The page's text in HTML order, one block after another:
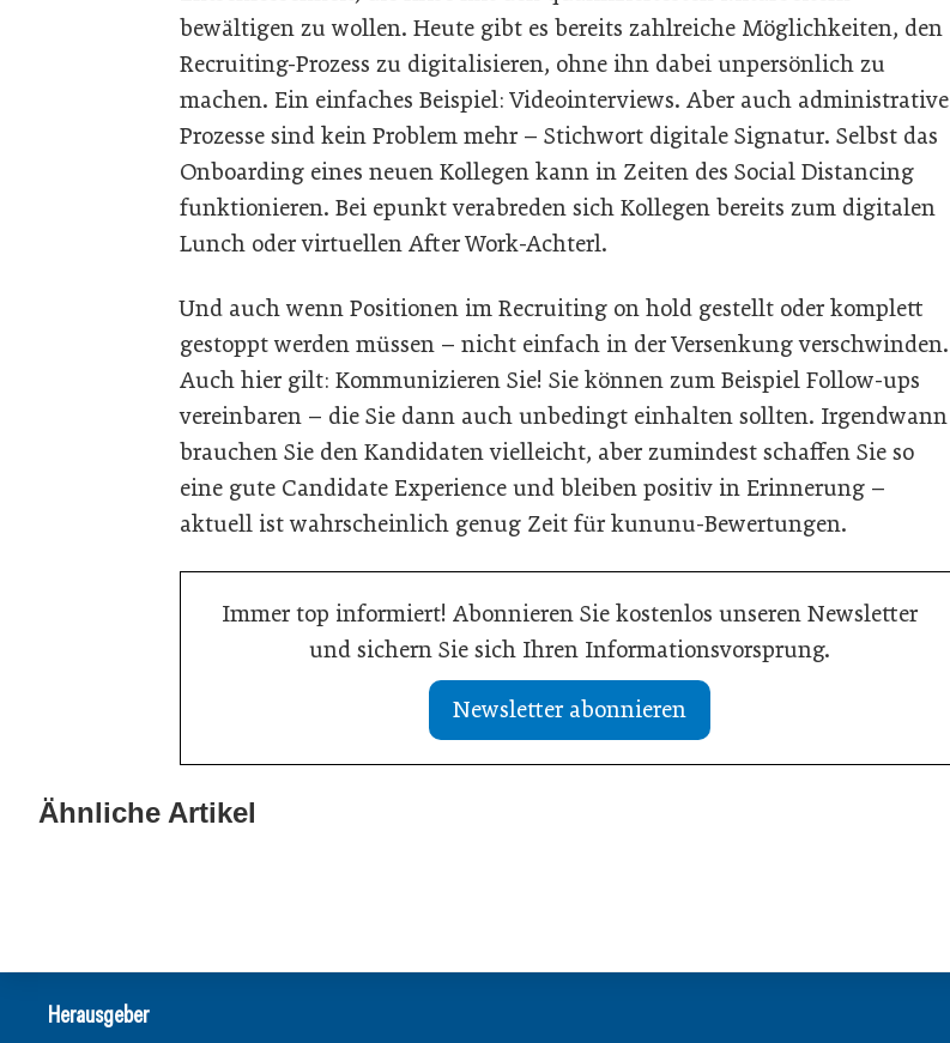
bewältigen zu wollen. Heute gibt es bereits zahlreiche Möglichkeiten, den
Recruiting-Prozess zu digitalisieren, ohne ihn dabei unpersönlich zu
machen. Ein einfaches Beispiel: Videointerviews. Aber auch administrative
Prozesse sind kein Problem mehr – Stichwort digitale Signatur. Selbst das
Onboarding eines neuen Kollegen kann in Zeiten des Social Distancing
funktionieren. Bei epunkt verabreden sich Kollegen bereits zum digitalen
Lunch oder virtuellen After Work-Achterl.
Und auch wenn Positionen im Recruiting on hold gestellt oder komplett
gestoppt werden müssen – nicht einfach in der Versenkung verschwinden.
Auch hier gilt: Kommunizieren Sie! Sie können zum Beispiel Follow-ups
vereinbaren – die Sie dann auch unbedingt einhalten sollten. Irgendwann
brauchen Sie den Kandidaten vielleicht, aber zumindest schaffen Sie so
eine gute Candidate Experience und bleiben positiv in Erinnerung –
aktuell ist wahrscheinlich genug Zeit für kununu-Bewertungen.
Immer top informiert! Abonnieren Sie kostenlos unseren Newsletter
und sichern Sie sich Ihren Informationsvorsprung.
Newsletter abonnieren
Ähnliche Artikel
Was Handwerksbetriebe jetzt für ihre
Herausgeber